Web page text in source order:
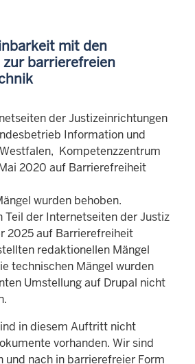
mit den
barrierefreien
der Justizeinrichtungen
Information und
Kompetenzzentrum
2020 auf Barrierefreiheit
wurden behoben.
Teil der Internetseiten der Justiz
2025 auf Barrierefreiheit
redaktionellen Mängel
technischen Mängel wurden
Umstellung auf Drupal nicht
in diesem Auftritt nicht
vorhanden. Wir sind
und nach in barrierefreier Form